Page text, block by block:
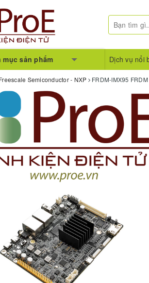
mục sản phẩm Dịch vụ nổi
Semiconductor - NXP FRDM-IMX95